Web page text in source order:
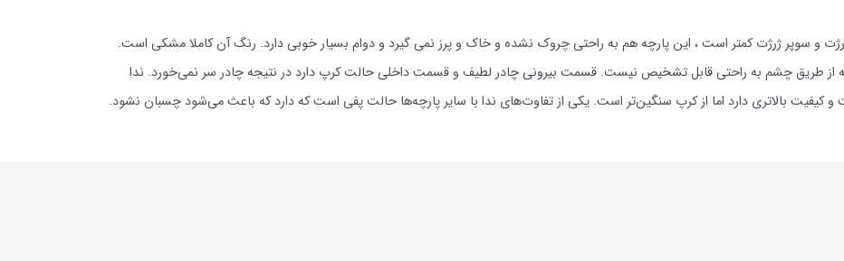
و سوپر ژرژت کمتر است ، این پارچه هم به راحتی چروک نشده و خاک و پرز نمی گیرد و دوام بسیار خوبی دارد. رنگ آن کاملا مشکی است.
از طریق چشم به راحتی قابل تشخیص نیست. قسمت بیرونی چادر لطیف و قسمت داخلی حالت کرپ دارد در نتیجه چادر سر نمی‌خورد. ندا
کیفیت بالاتری دارد اما از کرپ سنگین‌تر است. یکی از تفاوت‌های ندا با سایر پارچه‌ها حالت پفی است که دارد که باعث می‌شود چسبان نشود.